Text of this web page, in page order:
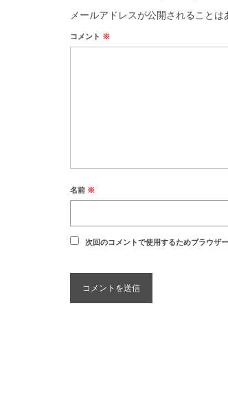
メールアドレスが公開されることは
コメント ※
名前 ※
次回のコメントで使用するためブラウザ